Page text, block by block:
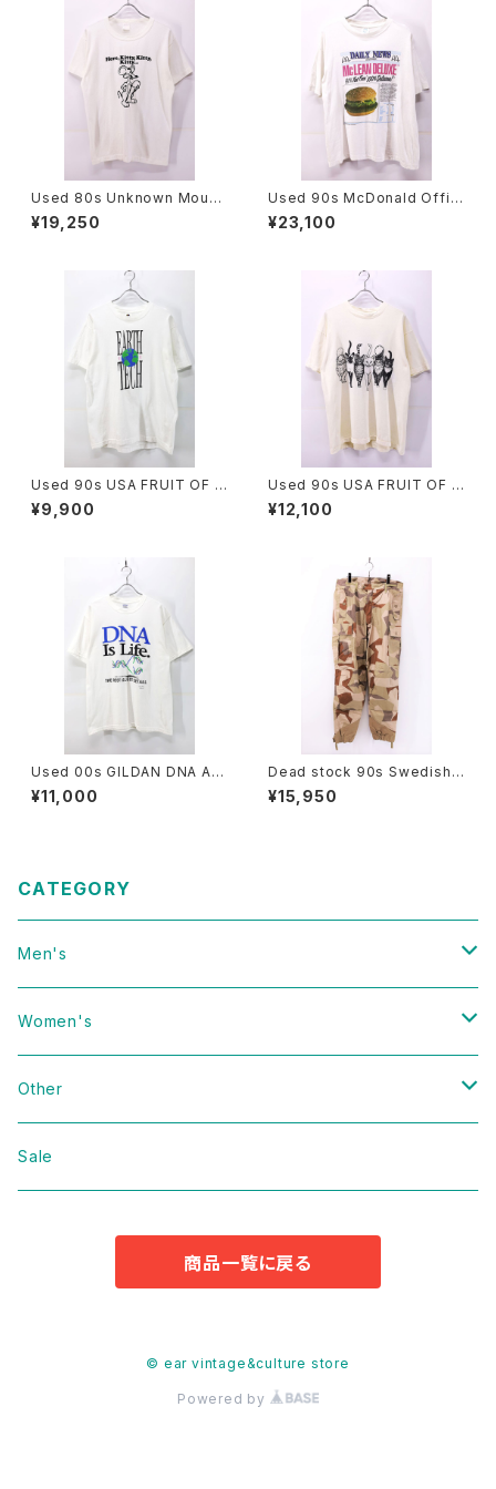
Used 80s Unknown Mouse
Ero Graphic T-Shirt Size L
相当 古着
¥19,250
Used 90s McDonald Offici
al News Paper Photo grap
hic T-Shirt Size L 古着
¥23,100
Used 90s USA FRUIT OF T
HE LOOM EARTH TECH Gr
aphic T-Shirt Size L 古着
¥9,900
Used 90s USA FRUIT OF T
HE LOOM 6Cats Double Si
de Animal Graphic T-Shirt
¥12,100
Used 00s GILDAN DNA Art
Graphic T-Shirt Size L 古着
¥11,000
Dead stock 90s Swedish
Military M-90 Splinter Cam
o Pants W38 L32 古着
¥15,950
CATEGORY
Men's
Vintage
Domestic
Jacket
Women's
Vintage
Domestic
Other
bag
Accessories
Sale
商品一覧に戻る
© ear vintage&culture store
Powered by